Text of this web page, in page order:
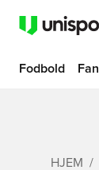
Fodbold
HJEM